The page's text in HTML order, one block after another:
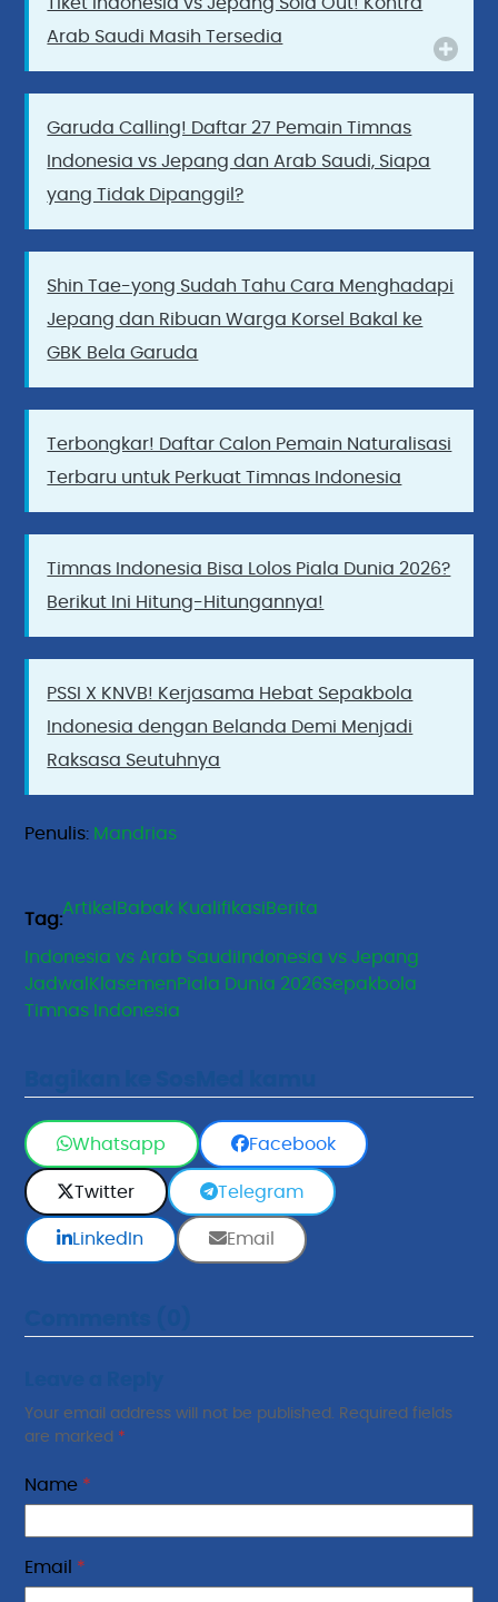
Tiket Indonesia vs Jepang Sold Out! Kontra
Arab Saudi Masih Tersedia
Garuda Calling! Daftar 27 Pemain Timnas
Indonesia vs Jepang dan Arab Saudi, Siapa
yang Tidak Dipanggil?
Shin Tae-yong Sudah Tahu Cara Menghadapi
Jepang dan Ribuan Warga Korsel Bakal ke
GBK Bela Garuda
Terbongkar! Daftar Calon Pemain Naturalisasi
Terbaru untuk Perkuat Timnas Indonesia
Timnas Indonesia Bisa Lolos Piala Dunia 2026?
Berikut Ini Hitung-Hitungannya!
PSSI X KNVB! Kerjasama Hebat Sepakbola
Indonesia dengan Belanda Demi Menjadi
Raksasa Seutuhnya
Penulis: Mandrias
Artikel Babak KualifikasiBerita
Indonesia vs Arab Saudi Indonesia vs Jepang
Jadwal KlasemenPiala Dunia 2026Sepakbola
Timnas Indonesia
Whatsapp Facebook
Twitter Telegram
LinkedIn Email
Your email address will not be published.
Required fields
are marked *
Name *
Email *